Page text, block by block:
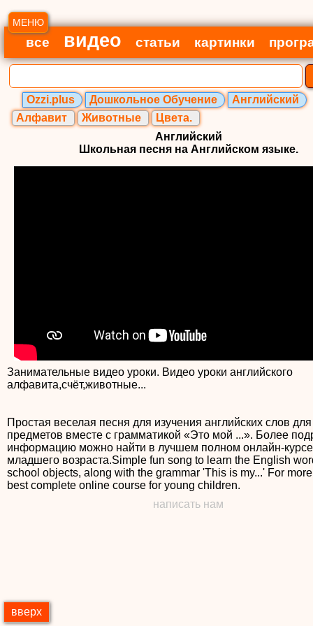
МЕНЮ
все видео статьи картинки
Ozzi.plus Дошкольное Обучение
Английский
Алфавит
Животные
Цвета.
Английский
Школьная песня на Английском языке.
Занимательные видео уроки. Видео уроки английского
алфавита,счёт,животные...
Простая веселая песня для изучения английских слов
предметов вместе с грамматикой «Это мой ...». Более
информацию можно найти в лучшем полном онлайн-курсе
младшего возраста.Simple fun song to learn the English
school objects, along with the grammar 'This is my...' For
best complete online course for young children.
написать нам
вверх